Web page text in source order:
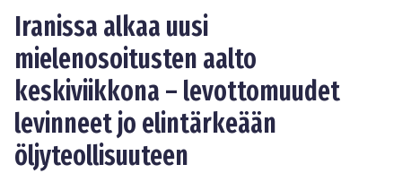
Iranissa alkaa uusi
mielenosoitusten aalto
keskiviikkona – levottomuudet
levinneet jo elintärkeään
öljyteollisuuteen